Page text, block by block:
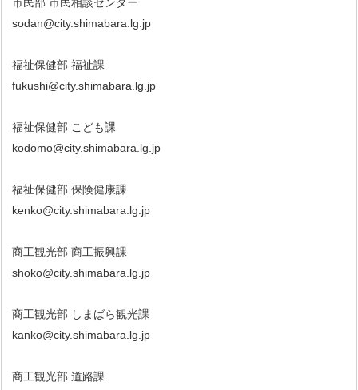
sodan@city.shimabara.lg.jp
福祉保健部 福祉課
fukushi@city.shimabara.lg.jp
福祉保健部 こども課
kodomo@city.shimabara.lg.jp
福祉保健部 保険健康課
kenko@city.shimabara.lg.jp
商工観光部 商工振興課
shoko@city.shimabara.lg.jp
商工観光部 しまばら観光課
kanko@city.shimabara.lg.jp
商工観光部 道路課